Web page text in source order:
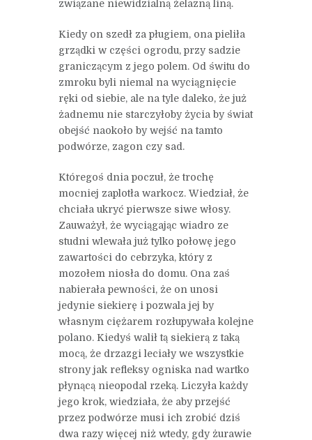
związane niewidzialną żelazną liną.
Kiedy on szedł za pługiem, ona pieliła
grządki w części ogrodu, przy sadzie
graniczącym z jego polem. Od świtu do
zmroku byli niemal na wyciągnięcie
ręki od siebie, ale na tyle daleko, że już
żadnemu nie starczyłoby życia by świat
obejść naokoło by wejść na tamto
podwórze, zagon czy sad.
Któregoś dnia poczuł, że trochę
mocniej zaplotła warkocz. Wiedział, że
chciała ukryć pierwsze siwe włosy.
Zauważył, że wyciągając wiadro ze
studni wlewała już tylko połowę jego
zawartości do cebrzyka, który z
mozołem niosła do domu. Ona zaś
nabierała pewności, że on unosi
jedynie siekierę i pozwala jej by
własnym ciężarem rozłupywała kolejne
polano. Kiedyś walił tą siekierą z taką
mocą, że drzazgi leciały we wszystkie
strony jak refleksy ogniska nad wartko
płynącą nieopodal rzeką. Liczyła każdy
jego krok, wiedziała, że aby przejść
przez podwórze musi ich zrobić dziś
dwa razy więcej niż wtedy, gdy żurawie